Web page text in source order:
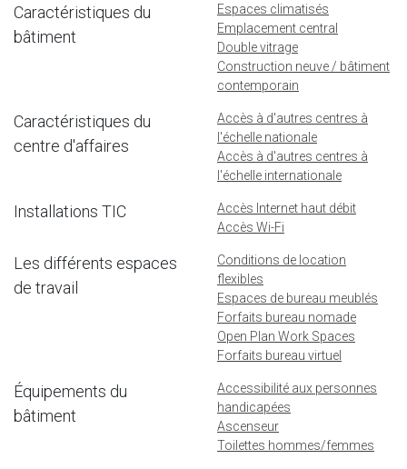
Caractéristiques du
bâtiment
Espaces climatisés
Emplacement central
Double vitrage
Construction neuve / bâtiment
contemporain
Caractéristiques du
centre d'affaires
Accès à d'autres centres à
l'échelle nationale
Accès à d'autres centres à
l'échelle internationale
Installations TIC
Accès Internet haut débit
Accès Wi-Fi
Les différents espaces
de travail
Conditions de location
flexibles
Espaces de bureau meublés
Forfaits bureau nomade
Open Plan Work Spaces
Forfaits bureau virtuel
Équipements du
bâtiment
Accessibilité aux personnes
handicapées
Ascenseur
Toilettes hommes/femmes